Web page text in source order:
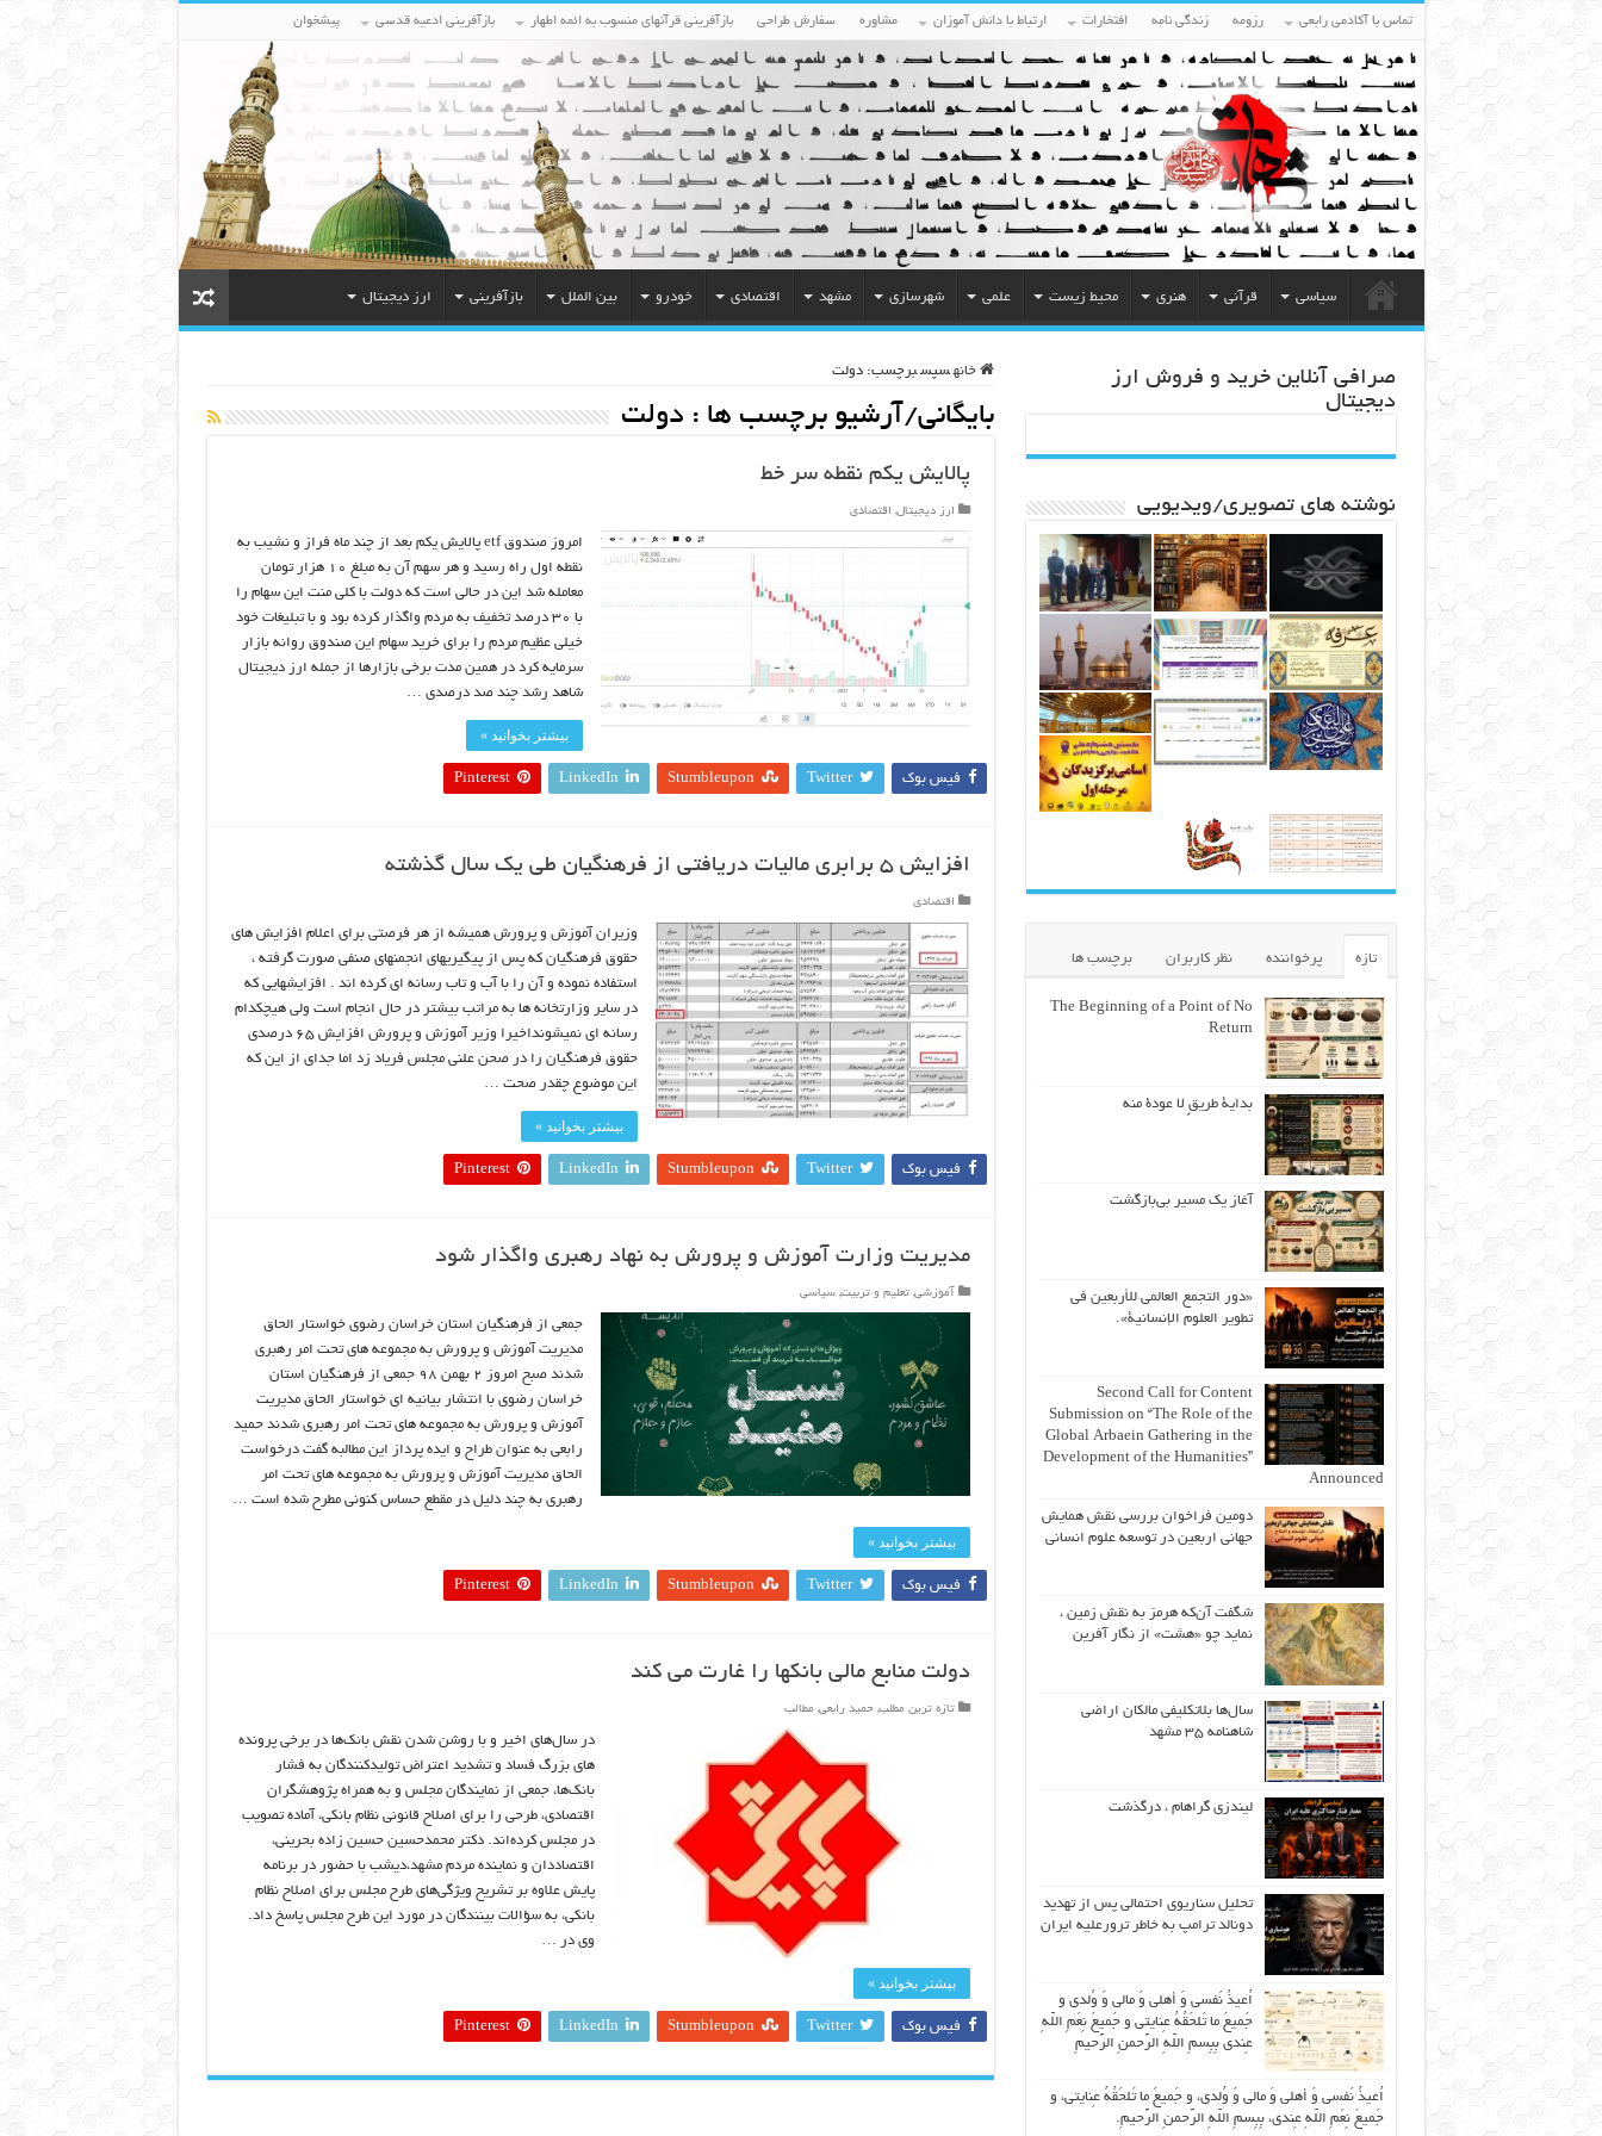
تماس با آکادمی رابعی رزومه زندگی نامه افتخارات ارتباط با دانش آموزان مشاوره سفارش طراحی بازآفرینی قرآنهای منسوب به ائمه اطهار بازآفرینی ادعیه قدسی پیشخوان
سیاسی قرآنی هنری محیط زیست علمی شهرسازی مشهد اقتصادی خودرو بین الملل بازآفرینی ارز دیجیتال
خانه سپس برچسب:دولت
بایگانی/آرشیو برچسب ها : دولت
پالایش یکم نقطه سر خط
ارز دیجیتال, اقتصادی
امروز صندوق etf پالایش یکم بعد از چند ماه فراز و نشیب به
نقطه اول راه رسید و هر سهم آن به مبلغ ۱۰ هزار تومان
معامله شد این در حالی است که دولت با کلی منت این سهام را
با ۳۰ درصد تخفیف به مردم واگذار کرده بود و با تبلیغات خود
خیلی عظیم مردم را برای خرید سهام این صندوق روانه بازار
سرمایه کرد در همین مدت برخی بازارها از جمله ارز دیجیتال
شاهد رشد چند صد درصدی …
بیشتر بخوانید »
فیس بوک Twitter
Stumbleupon
LinkedIn
Pinterest
افزایش ۵ برابری مالیات دریافتی از فرهنگیان طی یک سال گذشته
اقتصادی
وزیران آموزش و پرورش همیشه از هر فرصتی برای اعلام افزایش های
حقوق فرهنگیان که پس از پیگیریهای انجمنهای صنفی صورت گرفته ،
استفاده نموده و آن را با آب و تاب رسانه ای کرده اند . افزایشهایی که
در سایر وزارتخانه ها به مراتب بیشتر در حال انجام است ولی هیچکدام
رسانه ای نمیشونداخیرا وزیر آموزش و پرورش افزایش ۶۵ درصدی
حقوق فرهنگیان را در صحن علنی مجلس فریاد زد اما جدای از این که
این موضوع چقدر صحت …
بیشتر بخوانید »
فیس بوک Twitter
Stumbleupon
LinkedIn
Pinterest
مدیریت وزارت آموزش و پرورش به نهاد رهبری واگذار شود
آموزشی,تعلیم و تربیت,سیاسی
جمعی از فرهنگیان استان خراسان رضوی خواستار الحاق
مدیریت آموزش و پرورش به مجموعه های تحت امر رهبری
شدند صبح امروز ۲ بهمن ۹۸ جمعی از فرهنگیان استان
خراسان رضوی با انتشار بیانیه ای خواستار الحاق مدیریت
آموزش و پرورش به مجموعه های تحت امر رهبری شدند حمید
رابعی به عنوان طراح و ایده پرداز این مطالبه گفت درخواست
الحاق مدیریت آموزش و پرورش به مجموعه های تحت امر
رهبری به چند دلیل در مقطع حساس کنونی مطرح شده است …
بیشتر بخوانید »
فیس بوک Twitter
Stumbleupon
LinkedIn
Pinterest
دولت منابع مالی بانکها را غارت می کند
تازه ترین مطلب,حمید رابعی, مطالب
در سال‌های اخیر و با روشن شدن نقش بانک‌ها در برخی پرونده
های بزرگ فساد و تشدید اعتراض تولیدکنندگان به فشار
بانک‌ها، جمعی از نمایندگان مجلس و به همراه پژوهشگران
اقتصادی، طرحی را برای اصلاح قانونی نظام بانکی، آماده تصویب
در مجلس کرده‌اند. دکتر محمدحسین حسین زاده بحرینی،
اقتصاددان و نماینده مردم مشهد،دیشب با حضور در برنامه
پایش علاوه بر تشریح ویژگی‌های طرح مجلس برای اصلاح نظام
بانکی، به سؤالات بینندگان در مورد این طرح مجلس پاسخ داد.
وی در …
بیشتر بخوانید »
فیس بوک Twitter
Stumbleupon
LinkedIn
Pinterest
صرافی آنلاین خرید و فروش ارز
دیجیتال
نوشته های تصویری/ویدیویی
تازه پرخواننده نظر کاربران برچسب ها
The Beginning of a Point of No
Return
بداية طريقٍ لا عودة منه
آغاز یک مسیر بی‌بازگشت
«دور التجمع العالمي للأربعين في
تطوير العلوم الإنسانية».
Second Call for Content
Submission on “The Role of the
Global Arbaein Gathering in the
Development of the Humanities”
Announced
دومین فراخوان بررسی نقش همایش
جهانی اربعین در توسعه علوم انسانی
شگفت آن‌که هرمز به نقش زمین ،
نماید چو «هشت» از نگار آفرین
سال‌ها بلاتکلیفی مالکان اراضی
شاهنامه ۳۵ مشهد
لیندزی گراهام ، درگذشت
تحلیل سناریوی احتمالی پس از تهدید
دونالد ترامپ به خاطر ترورعلیه ایران
اُعیذُ نَفسی وَ أهلی وَ مالی وَ وُلدی و
جَمیعَ ما تَلحَقُهُ عِنایتی و جَمیعَ نِعَمِ اللّهِ
عِندی بِبِسمِ اللّهِ الرَّحمنِ الرَّحیمِ
اُعیذُ نَفسی وَ أهلی وَ مالی وَ وُلدی، و جَمیعَ ما تَلحَقُهُ عِنایتی، و
جَمیعَ نِعَمِ اللّهِ عِندی، بِبِسمِ اللّهِ الرَّحمنِ الرَّحیمِ.